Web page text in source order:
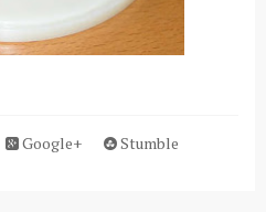
Google+
Stumble